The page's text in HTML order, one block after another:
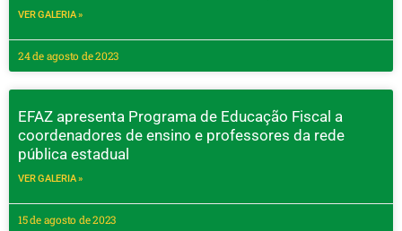
VER GALERIA »
24 de agosto de 2023
EFAZ apresenta Programa de Educação Fiscal a
coordenadores de ensino e professores da rede
pública estadual
VER GALERIA »
15 de agosto de 2023